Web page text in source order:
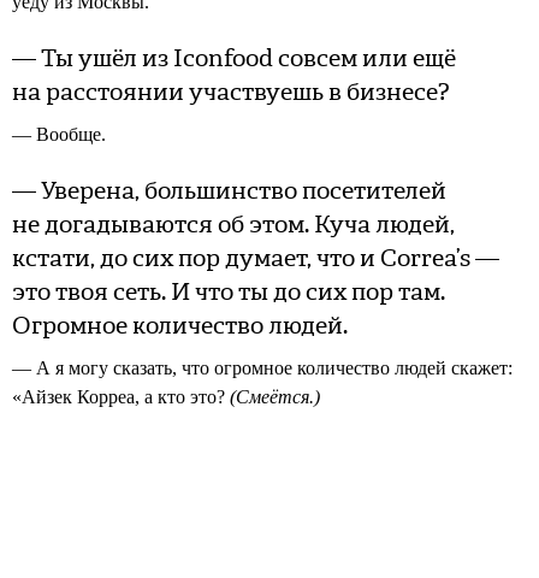
— Ты ушёл из Iconfood совсем или ещё
на расстоянии участвуешь в бизнесе?
— Вообще.
— Уверена, большинство посетителей
не догадываются об этом. Куча людей,
кстати, до сих пор думает, что и Correa’s —
это твоя сеть. И что ты до сих пор там.
Огромное количество людей.
— А я могу сказать, что огромное количество людей скажет:
«Айзек Корреа, а кто это? (Смеётся.)